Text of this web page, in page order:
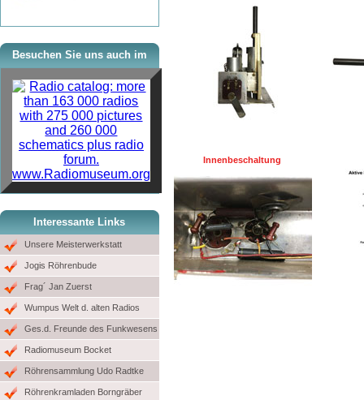
Besuchen Sie uns auch im
www.Radiomuseum.org
Interessante Links
Unsere Meisterwerkstatt
Jogis Röhrenbude
Frag´ Jan Zuerst
Wumpus Welt d. alten Radios
Ges.d. Freunde des Funkwesens
Radiomuseum Bocket
Röhrensammlung Udo Radtke
Röhrenkramladen Borngräber
Innenbeschaltung